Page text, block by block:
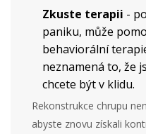
Zkuste terapii -
paniku, může
behaviorální
neznamená to, že
chcete být v klidu.
Rekonstrukce chrupu
abyste znovu získali